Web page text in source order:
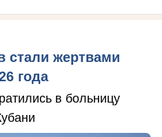
стали жертвами
года
в больницу